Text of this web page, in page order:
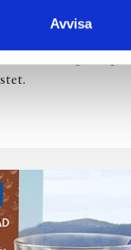
Avvisa
att vår